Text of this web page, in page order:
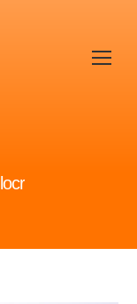
locr